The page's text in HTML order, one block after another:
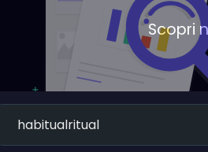
Scopri